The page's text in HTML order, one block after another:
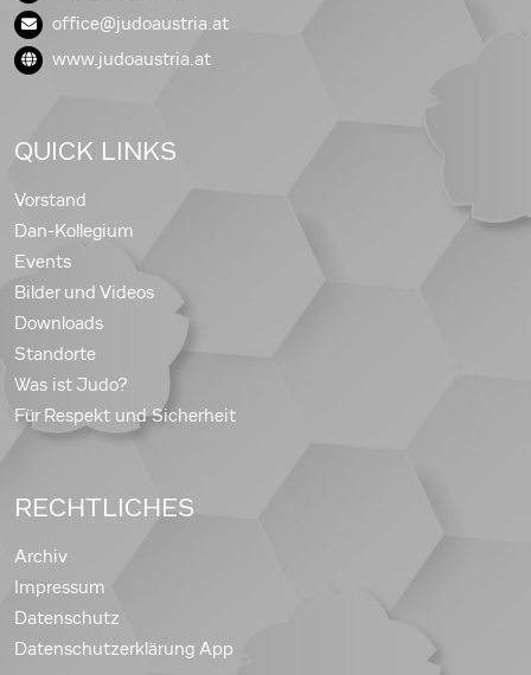
office@judoaustria.at
www.judoaustria.at
QUICK LINKS
Vorstand
Dan-Kollegium
Events
Bilder und Videos
Downloads
Standorte
Was ist Judo?
Für Respekt und Sicherheit
RECHTLICHES
Archiv
Impressum
Datenschutz
Datenschutzerklärung App